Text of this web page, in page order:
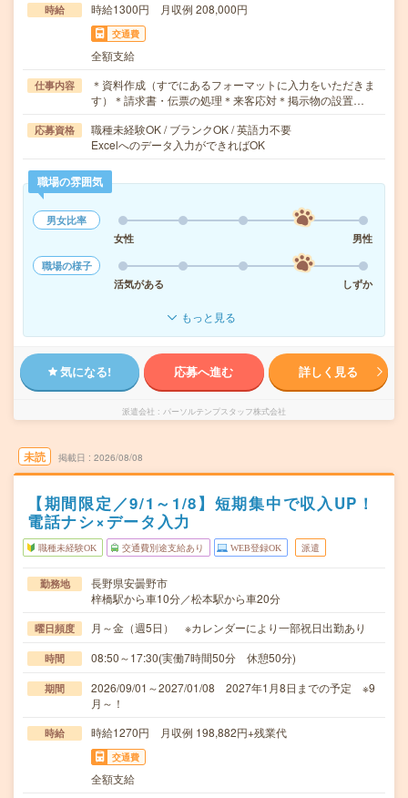
時給 時給1300円 月収例 208,000円
交通費
全額支給
仕事内容
＊資料作成（すでにあるフォーマットに入力をいただきま
す）＊請求書・伝票の処理＊来客応対＊掲示物の設置…
応募資格
職種未経験OK / ブランクOK / 英語力不要
Excelへのデータ入力ができればOK
職場の雰囲気
男女比率
女性
男性
職場の様子
活気がある
しずか
もっと見る
気になる! 応募へ進む 詳しく見る
派遣会社 パーソルテンプスタッフ株式会社
未読 掲載日 2026/08/08
【期間限定／9/1～1/8】短期集中で収入UP！
電話ナシ×データ入力
職種未経験OK 交通費別途支給あり WEB登録OK 派遣
勤務地
長野県安曇野市
梓橋駅から車10分／松本駅から車20分
曜日頻度 月～金（週5日） ※カレンダーにより一部祝日出勤あり
時間 08:50～17:30(実働7時間50分 休憩50分)
期間
2026/09/01～2027/01/08 2027年1月8日までの予定 ※9
月～！
時給 時給1270円 月収例 198,882円+残業代
交通費
全額支給